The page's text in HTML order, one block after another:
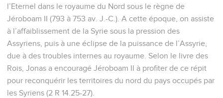
l’Eternel dans le royaume du Nord sous le règne de
Jéroboam II (793 à 753 av. J.-C.). A cette époque, on assiste
à l’affaiblissement de la Syrie sous la pression des
Assyriens, puis à une éclipse de la puissance de l’Assyrie,
due à des troubles internes au royaume. Selon le livre des
Rois, Jonas a encouragé Jéroboam II à profiter de ce répit
pour reconquérir les territoires du nord du pays occupés par
les Syriens (2 R 14.25-27).